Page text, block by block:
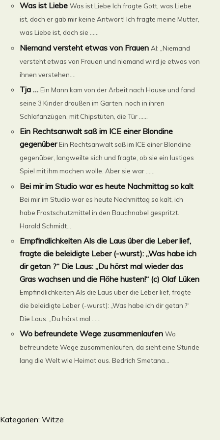
Was ist Liebe Was ist Liebe Ich fragte Gott, was Liebe
ist, doch er gab mir keine Antwort! Ich fragte meine Mutter,
was Liebe ist, doch sie ......
Niemand versteht etwas von Frauen Al: „Niemand
versteht etwas von Frauen und niemand wird je etwas von
ihnen verstehen....
Tja … Ein Mann kam von der Arbeit nach Hause und fand
seine 3 Kinder draußen im Garten, noch in ihren
Schlafanzügen, mit Chipstüten, die Tür ......
Ein Rechtsanwalt saß im ICE einer Blondine
gegenüber Ein Rechtsanwalt saß im ICE einer Blondine
gegenüber, langweilte sich und fragte, ob sie ein lustiges
Spiel mit ihm machen wolle. Aber sie war ......
Bei mir im Studio war es heute Nachmittag so kalt
Bei mir im Studio war es heute Nachmittag so kalt, ich
habe Frostschutzmittel in den Bauchnabel gespritzt.
Harald Schmidt...
Empfindlichkeiten Als die Laus über die Leber lief,
fragte die beleidigte Leber (-wurst): „Was habe ich
dir getan ?“ Die Laus: „Du hörst mal wieder das
Gras wachsen und die Flöhe husten!“ (c) Olaf Lüken
Empfindlichkeiten Als die Laus über die Leber lief, fragte
die beleidigte Leber (-wurst): „Was habe ich dir getan ?“
Die Laus: „Du hörst mal ......
Wo befreundete Wege zusammenlaufen Wo
befreundete Wege zusammenlaufen, da sieht eine Stunde
lang die Welt wie Heimat aus. Bedrich Smetana...
Kategorien: Witze